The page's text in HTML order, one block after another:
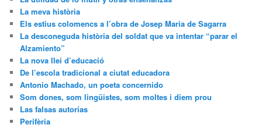
La meva història
Els estius colomencs a l’obra de Josep Maria de Sagarra
La desconeguda història del soldat que va intentar “parar el
Alzamiento”
La nova llei d’educació
De l’escola tradicional a ciutat educadora
Antonio Machado, un poeta concernido
Som dones, som lingüistes, som moltes i diem prou
Las falsas autorías
Perifèria